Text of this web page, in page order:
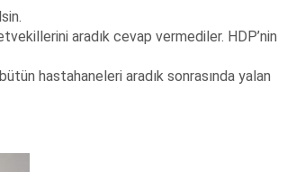
aradık cevap vermediler. HDP’nin
hastahaneleri aradık sonrasında yalan